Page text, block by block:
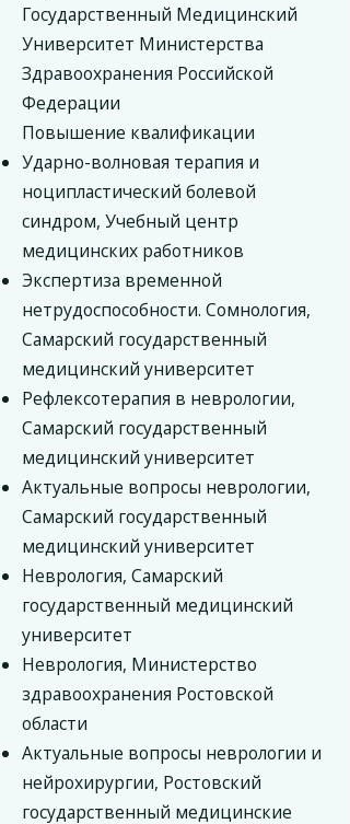
Государственный Медицинский
Университет Министерства
Здравоохранения Российской
Федерации
Повышение квалификации
Ударно-волновая терапия и
ноципластический болевой
синдром, Учебный центр
медицинских работников
Экспертиза временной
нетрудоспособности. Сомнология,
Самарский государственный
медицинский университет
Рефлексотерапия в неврологии,
Самарский государственный
медицинский университет
Актуальные вопросы неврологии,
Самарский государственный
медицинский университет
Неврология, Самарский
государственный медицинский
университет
Неврология, Министерство
здравоохранения Ростовской
области
Актуальные вопросы неврологии и
нейрохирургии, Ростовский
государственный медицинские